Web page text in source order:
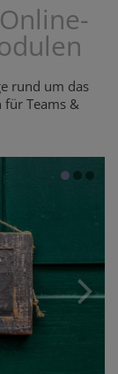
rund um das
Teams &